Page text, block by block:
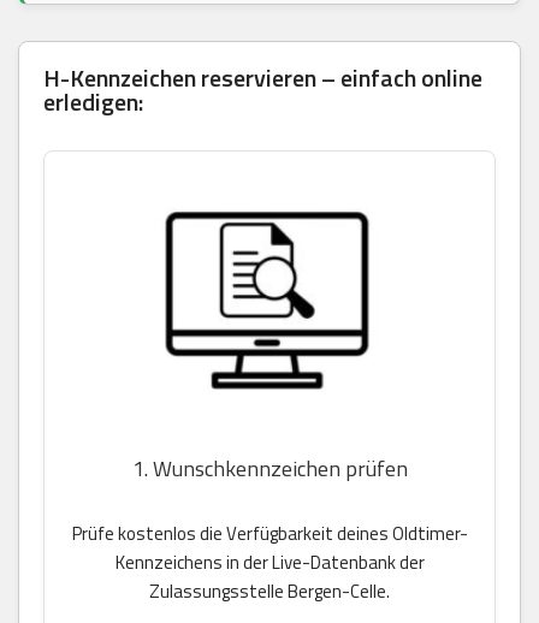
H-Kennzeichen reservieren – einfach online
erledigen:
1. Wunschkennzeichen prüfen
Prüfe kostenlos die Verfügbarkeit deines Oldtimer-
Kennzeichens in der Live-Datenbank der
Zulassungsstelle Bergen-Celle.